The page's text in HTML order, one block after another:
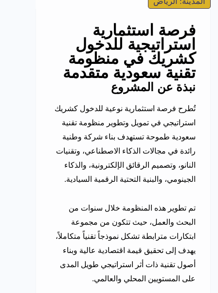
فرصة استثمارية
استراتيجية للدخول
كشريك في منظومة
تقنية سعودية متقدمة
نبذة عن المشروع
تُطرح فرصة استثمارية نوعية للدخول كشريك
استراتيجي في تمويل وتطوير منظومة تقنية
سعودية طموحة تستهدف بناء شركة وطنية
رائدة في مجالات الذكاء الاصطناعي، وتقنيات
النانو، وتصميم الرقائق الإلكترونية، والذكاء
الجينومي، والبنية التحتية الرقمية السيادية.
تم تطوير هذه المنظومة خلال سنوات من
البحث والعمل، حيث تتكون من مجموعة
ابتكارات مترابطة تشكل نموذجاً تقنياً متكاملاً،
يهدف إلى تحقيق قيمة اقتصادية عالية وبناء
أصول تقنية ذات أثر استراتيجي طويل المدى
على المستويين المحلي والعالمي.